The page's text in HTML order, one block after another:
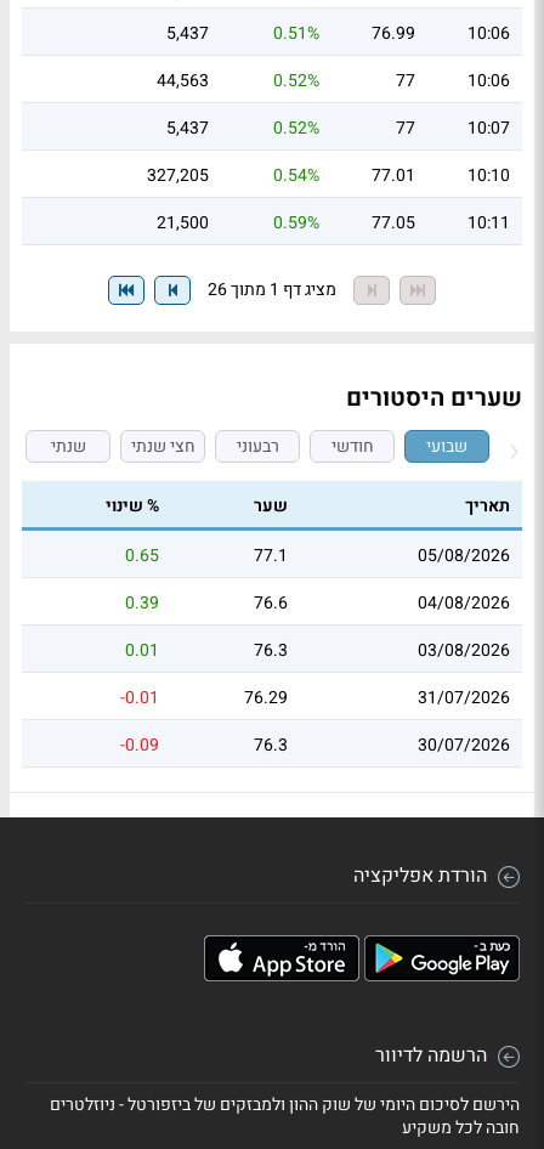
10:06
76.99
0.51%
5,437
10:06
77
0.52%
44,563
10:07
77
0.52%
5,437
10:10
77.01
0.54%
327,205
10:11
77.05
0.59%
21,500
מציג דף 1 מתוך 26
שערים היסטורים
שבועי חודשי רבעוני חצי שנתי שנתי
תאריך שער
% שינוי
05/08/2026
77.1
0.65
04/08/2026
76.6
0.39
03/08/2026
76.3
0.01
31/07/2026
76.29
-0.01
30/07/2026
76.3
-0.09
הורדת אפליקציה
הרשמה לדיוור
הירשם לסיכום היומי של שוק ההון ולמבזקים של ביזפורטל - ניוזלטרים
חובה לכל משקיע